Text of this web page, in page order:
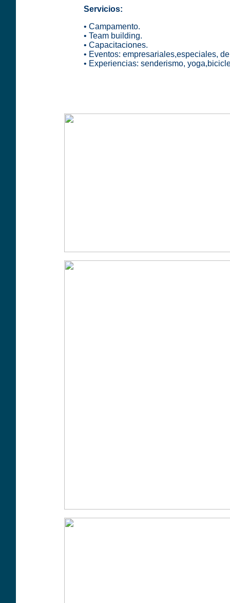
Servicios:
• Campamento.
• Team building.
• Capacitaciones.
• Eventos: empresariales,especiales,
• Experiencias: senderismo,